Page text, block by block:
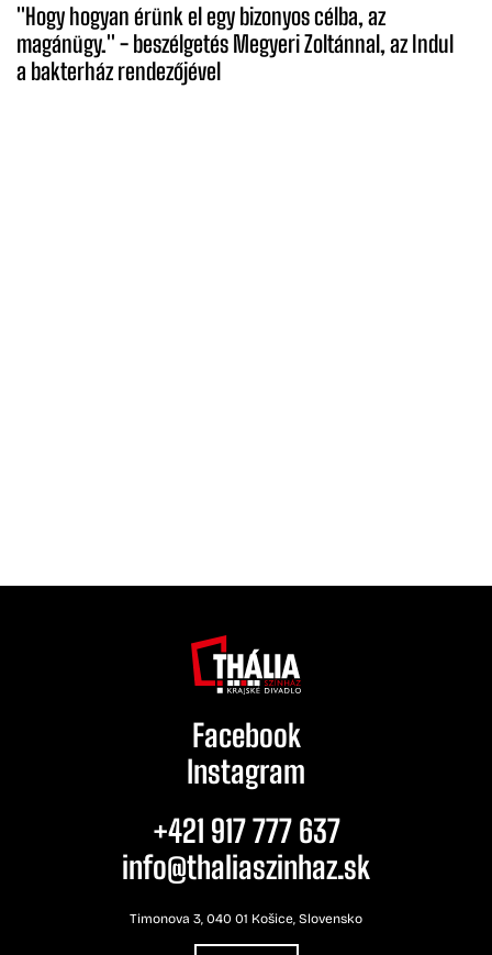
''Hogy hogyan érünk el egy bizonyos célba, az
magánügy.'' - beszélgetés Megyeri Zoltánnal, az Indul
a bakterház rendezőjével
Facebook
Instagram
+421 917 777 637
info@thaliaszinhaz.sk
Timonova 3, 040 01 Košice, Slovensko